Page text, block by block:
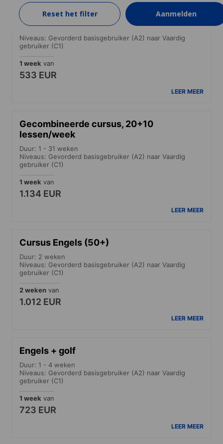
Reset het filter Aanmelden
Intensieve cursus
Niveaus: Gevorderd basisgebruiker (A2) naar Vaardig
gebruiker (C1)
1 week van
533 EUR
LEER MEER
Gecombineerde cursus, 20+10
lessen/week
Duur: 1 - 31 weken
Niveaus: Gevorderd basisgebruiker (A2) naar Vaardig
gebruiker (C1)
1 week van
1.134 EUR
LEER MEER
Cursus Engels (50+)
Duur: 2 weken
Niveaus: Gevorderd basisgebruiker (A2) naar Vaardig
gebruiker (C1)
2 weken van
1.012 EUR
LEER MEER
Engels + golf
Duur: 1 - 4 weken
Niveaus: Gevorderd basisgebruiker (A2) naar Vaardig
gebruiker (C1)
1 week van
723 EUR
LEER MEER